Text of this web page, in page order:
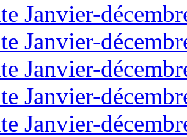
Janvier-
Janvier-
Janvier-
Janvier-
Janvier-